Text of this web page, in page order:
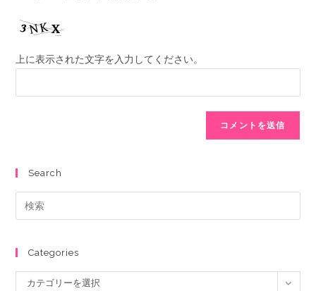
上に表示された文字を入力してください。
Search
Categories
カテゴリーを選択